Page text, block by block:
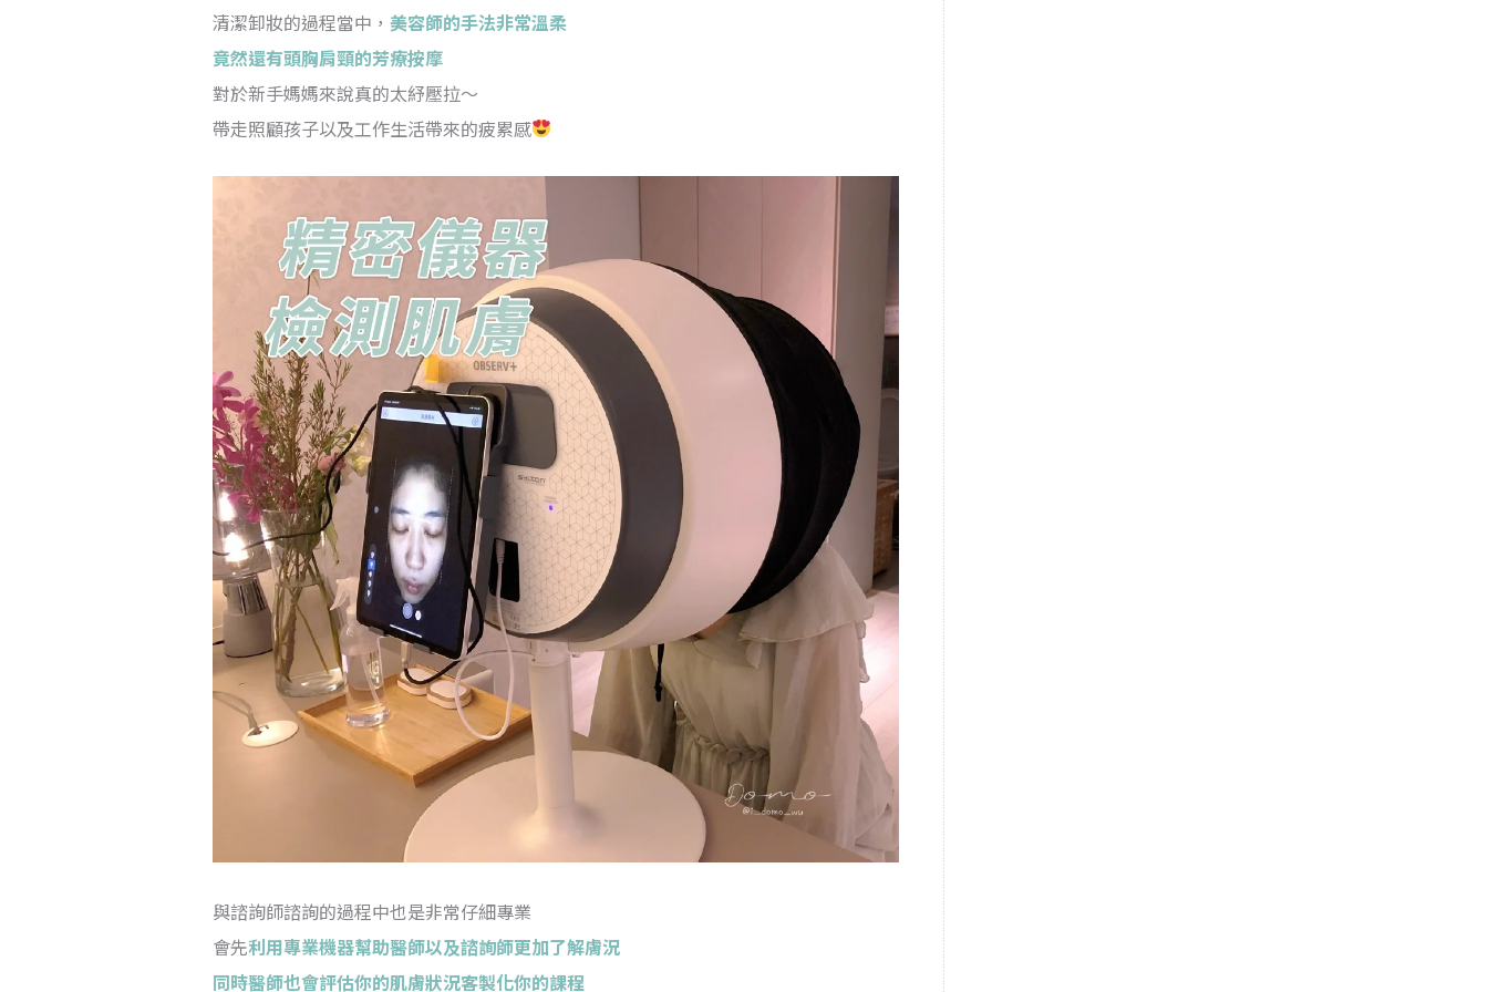
清潔卸妝的過程當中， 美容師的手法非常溫柔
竟然還有頭胸肩頸的芳療按摩
對於新手媽媽來說真的太紓壓拉～
帶走照顧孩子以及工作生活帶來的疲累感
與諮詢師諮詢的過程中也是非常仔細專業
會先利用專業機器幫助醫師以及諮詢師更加了解膚況
同時醫師也會評估你的肌膚狀況客製化你的課程